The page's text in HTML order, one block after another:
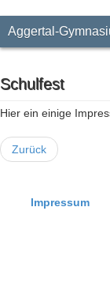
Aggertal-
Schulfest
Hier ein einige
Zurück
Impressum